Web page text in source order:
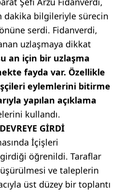
dakika bilgileriyle sürecin
serdi. Fidanverdi,
uzlaşmaya dikkat
an için bir uzlaşma
fayda var. Özellikle
eylemlerini bitirme
yapılan açıklama
kullandı.
GİRDİ
İçişleri
girdiği öğrenildi. Taraflar
ve taleplerin
üst düzey bir toplantı